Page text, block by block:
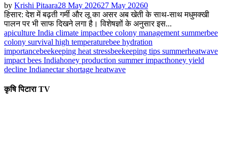
by Krishi Pitaara28 May 202627 May 20260
हिसार: देश में बढ़ती गर्मी और लू का असर अब खेती के साथ-साथ मधुमक्खी
पालन पर भी साफ दिखने लगा है। विशेषज्ञों के अनुसार इस...
apiculture India climate impactbee colony management summerbee
colony survival high temperaturebee hydration
importancebeekeeping heat stressbeekeeping tips summerheatwave
impact bees Indiahoney production summer impacthoney yield
decline Indianectar shortage heatwave
कृषि पिटारा TV